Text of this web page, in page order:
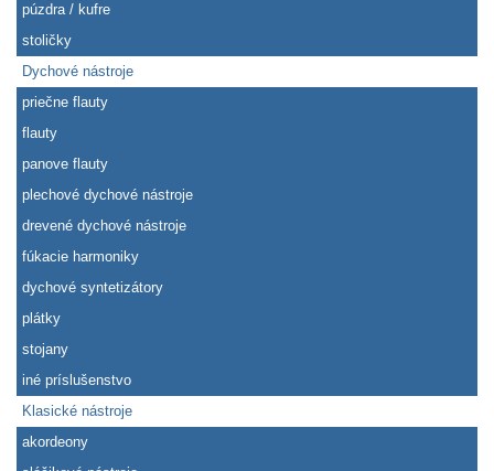
púzdra / kufre
stoličky
Dychové nástroje
priečne flauty
flauty
panove flauty
plechové dychové nástroje
drevené dychové nástroje
fúkacie harmoniky
dychové syntetizátory
plátky
stojany
iné príslušenstvo
Klasické nástroje
akordeony